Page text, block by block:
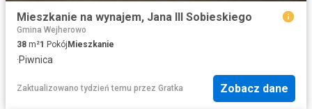
Mieszkanie na wynajem, Jana III Sobieskiego
Gmina Wejherowo
38 m²1 Pokój Mieszkanie
·Piwnica
Zaktualizowano tydzień temu przez Gratka Zobacz dane